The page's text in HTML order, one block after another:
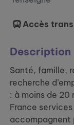
Accès
Description
Santé, famille,
recherche
: à moins de 20
France
accompagnent